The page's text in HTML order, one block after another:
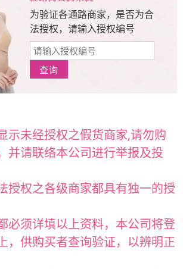
为验证各通路商家，是否为合
法授权，请输入授权编号
示未经授权之假货商家,请勿购
并请联络本公司进行举报及投
授权之各级商家都具有独一的授
必须详填以上资料，本公司将登
，供购买者查询验证，以辨明正